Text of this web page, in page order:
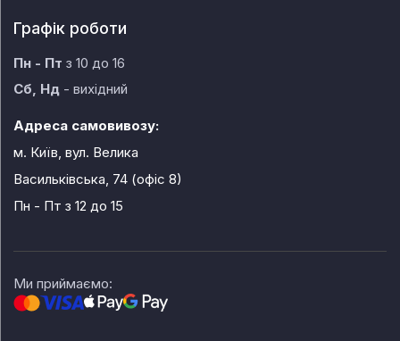
Графік роботи
Пн - Пт з 10 до 16
Сб, Нд - вихідний
Адреса самовивозу:
м. Київ, вул. Велика
Васильківська, 74 (офіс 8)
Пн - Пт з 12 до 15
Ми приймаємо: